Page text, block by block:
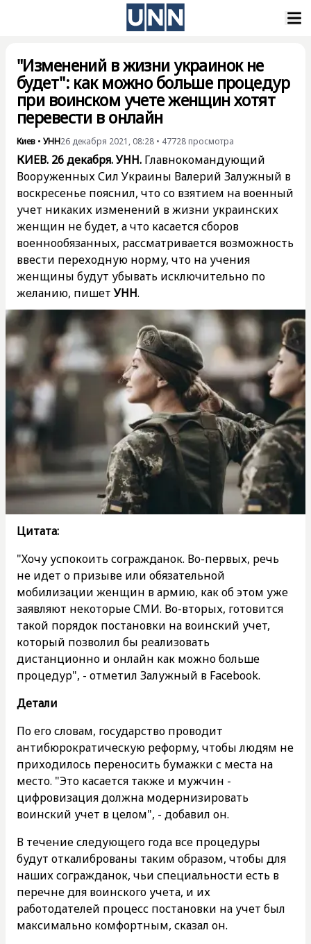
"Изменений в жизни украинок не
будет": как можно больше процедур
при воинском учете женщин хотят
перевести в онлайн
Киев • УНН26 декабря 2021, 08:28 • 47728 просмотра
КИЕВ. 26 декабря. УНН. Главнокомандующий
Вооруженных Сил Украины Валерий Залужный в
воскресенье пояснил, что со взятием на военный
учет никаких изменений в жизни украинских
женщин не будет, а что касается сборов
военнообязанных, рассматривается возможность
ввести переходную норму, что на учения
женщины будут убывать исключительно по
желанию, пишетУНН.
Цитата:
"Хочу успокоить согражданок. Во-первых, речь
не идет о призыве или обязательной
мобилизации женщин в армию, как об этом уже
заявляют некоторые СМИ. Во-вторых, готовится
такой порядок постановки на воинский учет,
который позволил бы реализовать
дистанционно и онлайн как можно больше
процедур", - отметил Залужный в Facebook.
Детали
По его словам, государство проводит
антибюрократическую реформу, чтобы людям не
приходилось переносить бумажки с места на
место. "Это касается также и мужчин -
цифровизация должна модернизировать
воинский учет в целом", - добавил он.
В течение следующего года все процедуры
будут откалиброваны таким образом, чтобы для
наших согражданок, чьи специальности есть в
перечне для воинского учета, и их
работодателей процесс постановки на учет был
максимально комфортным, сказал он.